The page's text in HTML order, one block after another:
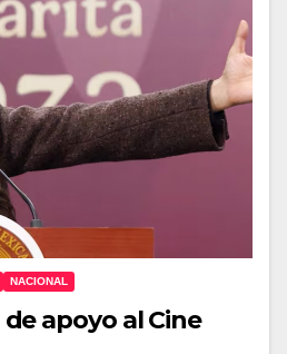
NACIONAL
apoyo al Cine